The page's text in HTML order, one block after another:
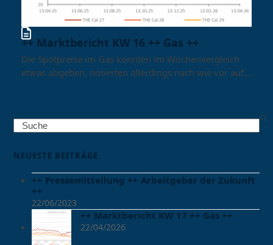
++ Marktbericht KW 16 ++ Gas ++
Die Spotpreise im Gas konnten im Wochenvergleich
etwas abgeben, notierten allerdings nach wie vor auf…
Search
NEUESTE BEITRÄGE
++ Pressemitteilung ++ Arbeitgeber der Zukunft
++
22/06/2023
++ Marktbericht KW 17 ++ Gas ++
22/04/2026